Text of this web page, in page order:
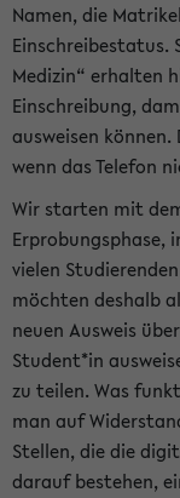
Namen, die
Einschreibestatus.
Medizin“ erhalten
Einschreibung,
ausweisen
wenn das Telefon
Wir starten mit
Erprobungsphase,
vielen
möchten deshalb
neuen Ausweis
Student*in
zu teilen. Was
man auf
Stellen, die die
darauf bestehen,